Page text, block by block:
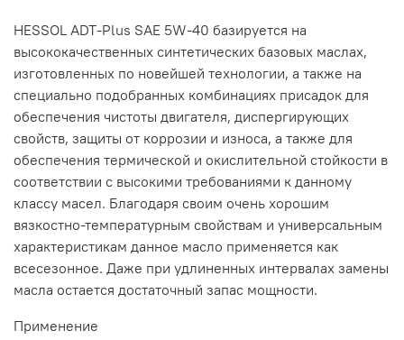
HESSOL ADT-Plus SAE 5W-40 базируется на
высококачественных синтетических базовых маслах,
изготовленных по новейшей технологии, а также на
специально подобранных комбинациях присадок для
обеспечения чистоты двигателя, диспергирующих
свойств, защиты от коррозии и износа, а также для
обеспечения термической и окислительной стойкости в
соответствии с высокими требованиями к данному
классу масел. Благодаря своим очень хорошим
вязкостно-температурным свойствам и универсальным
характеристикам данное масло применяется как
всесезонное. Даже при удлиненных интервалах замены
масла остается достаточный запас мощности.
Применение